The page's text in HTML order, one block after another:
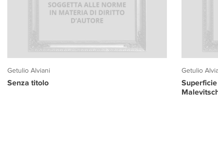
Getulio Alviani
Senza titolo
Getulio